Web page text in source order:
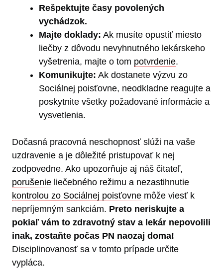
Rešpektujte časy povolených
vychádzok.
Majte doklady: Ak musíte opustiť miesto
liečby z dôvodu nevyhnutného lekárskeho
vyšetrenia, majte o tom potvrdenie.
Komunikujte: Ak dostanete výzvu zo
Sociálnej poisťovne, neodkladne reagujte a
poskytnite všetky požadované informácie a
vysvetlenia.
Dočasná pracovná neschopnosť slúži na vaše
uzdravenie a je dôležité pristupovať k nej
zodpovedne. Ako upozorňuje aj náš čitateľ,
porušenie liečebného režimu a nezastihnutie
kontrolou zo Sociálnej poisťovne môže viesť k
nepríjemným sankciám. Preto neriskujte a
pokiaľ vám to zdravotný stav a lekár nepovolili
inak, zostaňte počas PN naozaj doma!
Disciplinovanosť sa v tomto prípade určite
vypláca.